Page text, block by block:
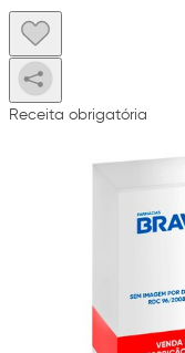
Receita obrigatória